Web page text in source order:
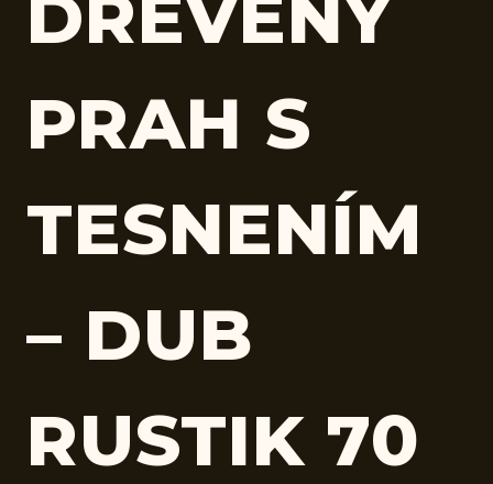
DREVENÝ
PRAH S
TESNENÍM
– DUB
RUSTIK 70